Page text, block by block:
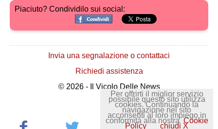
Piaciuto? Condividilo sui social:
Invia una segnalazione o contattaci
Richiedi assistenza
© 2026 - Il Vicolo Delle News
Per offrirti il miglior servizio
possibile questo sito utilizza
cookies. Continuando la
navigazione nel sito
acconsenti al loro impiego in
conformità alla nostra Cookie
Policy chiudi X